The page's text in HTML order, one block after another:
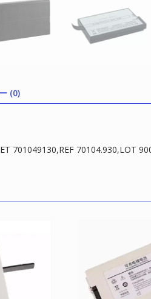
(0)
701049130,REF 70104.930,LOT